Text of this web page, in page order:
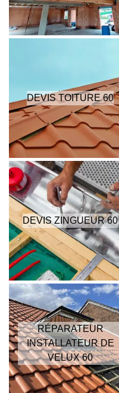
DEVIS TOITURE 60
DEVIS ZINGUEUR 60
RÉPARATEUR
INSTALLATEUR DE
VELUX 60